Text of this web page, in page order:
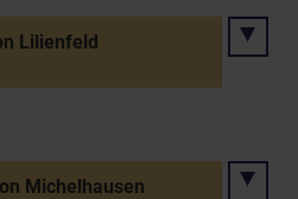
Lilienfeld
Michelhausen